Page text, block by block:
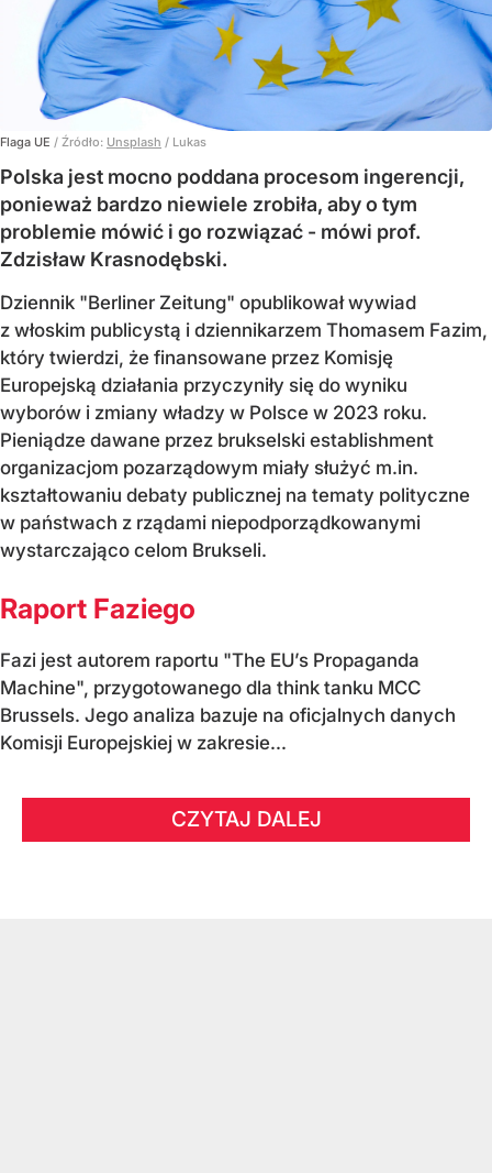
Flaga UE / Źródło: Unsplash / Lukas
Polska jest mocno poddana procesom ingerencji,
ponieważ bardzo niewiele zrobiła, aby o tym
problemie mówić i go rozwiązać - mówi prof.
Zdzisław Krasnodębski.
Dziennik "Berliner Zeitung" opublikował wywiad
z włoskim publicystą i dziennikarzem Thomasem Fazim,
który twierdzi, że finansowane przez Komisję
Europejską działania przyczyniły się do wyniku
wyborów i zmiany władzy w Polsce w 2023 roku.
Pieniądze dawane przez brukselski establishment
organizacjom pozarządowym miały służyć m.in.
kształtowaniu debaty publicznej na tematy polityczne
w państwach z rządami niepodporządkowanymi
wystarczająco celom Brukseli.
Raport Faziego
Fazi jest autorem raportu "The EU’s Propaganda
Machine", przygotowanego dla think tanku MCC
Brussels. Jego analiza bazuje na oficjalnych danych
Komisji Europejskiej w zakresie...
CZYTAJ DALEJ